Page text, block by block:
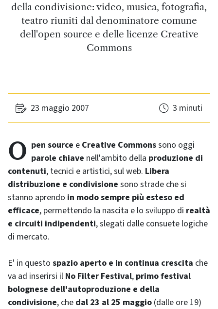
della condivisione: video, musica, fotografia,
teatro riuniti dal denominatore comune
dell'open source e delle licenze Creative
Commons
23 maggio 2007 3 minuti
Open source e Creative Commonssono oggi
parole chiave nell'ambito della produzione di
contenuti, tecnici e artistici, sul web. Libera
distribuzione e condivisione sono strade che si
stanno aprendo in modo sempre più esteso ed
efficace, permettendo la nascita e lo sviluppo di realtà
e circuiti indipendenti, slegati dalle consuete logiche
di mercato.
E' in questo spazio aperto e in continua crescita che
va ad inserirsi il No Filter Festival, primo festival
bolognese dell'autoproduzione e della
condivisione, che dal 23 al 25 maggio (dalle ore 19)